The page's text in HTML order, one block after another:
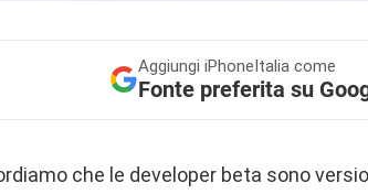
Aggiungi iPhoneItalia come
Fonte preferita su
che le developer beta sono